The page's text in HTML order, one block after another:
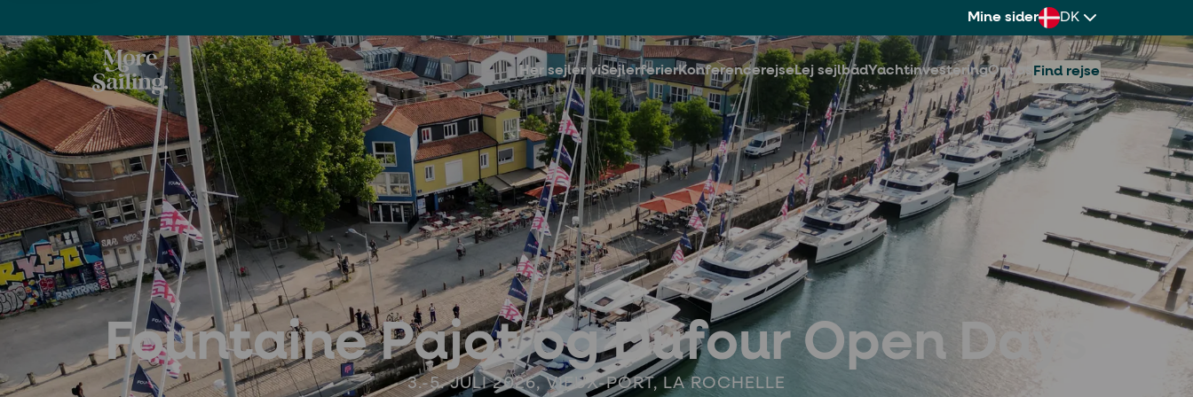
Mine sider DK
Her sejler viSejlerferierKonferencerejseLej sejlbådYachtinvesteringOm os Find rejse
Fountaine Pajot og Dufour Open Days
3.-5. JULI 2026, VIEUX-PORT, LA ROCHELLE